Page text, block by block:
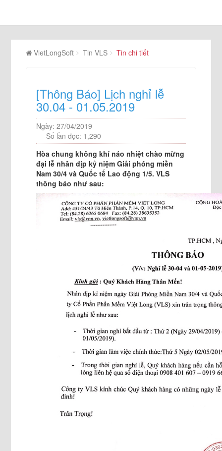
VietLongSoft Tin VLS Tin chi tiết
[Thông Báo] Lịch nghỉ lễ
30.04 - 01.05.2019
Ngày: 27/04/2019
Số lần đọc: 1,290
Hòa chung không khí náo nhiệt chào mừng
đại lễ nhân dịp kỷ niệm Giải phóng miền
Nam 30/4 và Quốc tế Lao động 1/5. VLS
thông báo như sau: